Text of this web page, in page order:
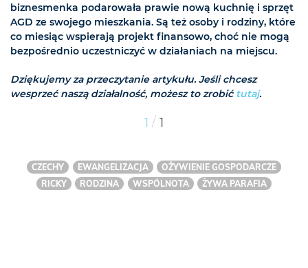
biznesmenka podarowała prawie nową kuchnię i sprzęt
AGD ze swojego mieszkania. Są też osoby i rodziny, które
co miesiąc wspierają projekt finansowo, choć nie mogą
bezpośrednio uczestniczyć w działaniach na miejscu.
Dziękujemy za przeczytanie artykułu. Jeśli chcesz
wesprzeć naszą działalność, możesz to zrobićtutaj.
1 / 1
CZECHY EWANGELIZACJA
OŻYWIENIE GOSPODARCZE
RICKY
RODZINA WSPÓLNOTA ŻYWA PARAFIA